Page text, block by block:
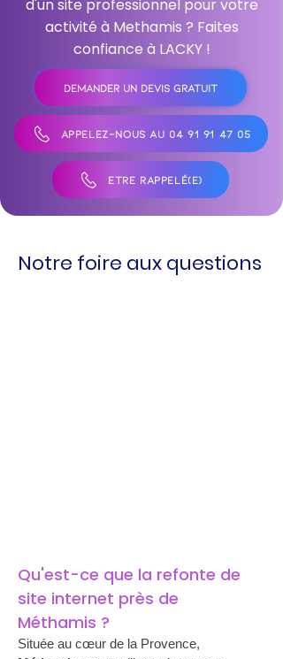
d'un site professionnel pour votre
activité à Methamis ? Faites
confiance à LACKY !
DEMANDER UN DEVIS GRATUIT
APPELEZ-NOUS AU 04 91 91 47 05
ÊTRE RAPPELÉ(E)
Notre foire aux questions
Qu'est-ce que la refonte de
site internet près de
Méthamis ?
Située au cœur de la Provence,